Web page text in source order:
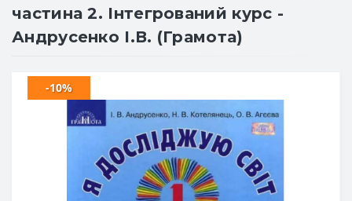
частина 2. Інтегрований курс -
Андрусенко І.В. (Грамота)
-10%